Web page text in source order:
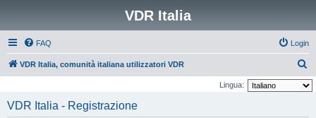
VDR Italia
FAQ Login
VDR Italia, comunità italiana utilizzatori VDR
e
Lingua:
VDR Italia - Registrazione